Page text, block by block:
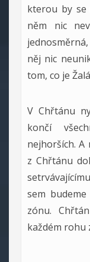
kterou by se
něm nic
něj nic
tom, co je
V Chřtánu
končí
nejhorších. A
z Chřtánu
sem
zónu.
každém rohu